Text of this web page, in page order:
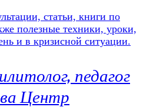
педагог
Центр